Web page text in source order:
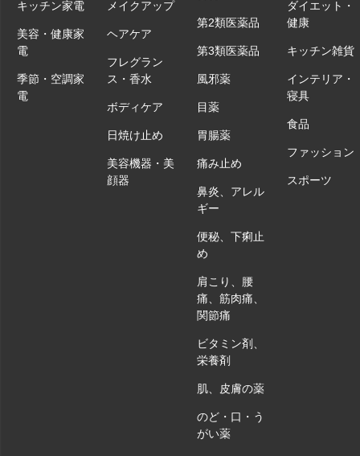
キッチン家電
美容・健康家
電
季節・空調家
電
メイクアップ
ヘアケア
フレグラン
ス・香水
ボディケア
日焼け止め
美容機器・美
顔器
第2類医薬品
第3類医薬品
風邪薬
目薬
胃腸薬
痛み止め
鼻炎、アレル
ギー
便秘、下痢止
め
肩こり、腰
痛、筋肉痛、
関節痛
ビタミン剤、
栄養剤
肌、皮膚の薬
のど・口・う
がい薬
ダイエット・
健康
キッチン雑貨
インテリア・
寝具
食品
ファッション
スポーツ